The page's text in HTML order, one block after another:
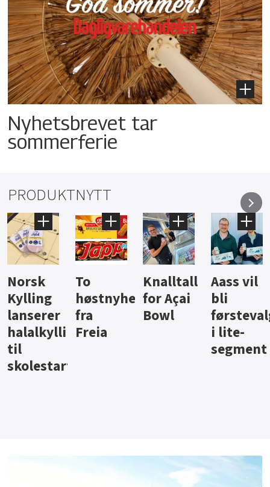
Nyhetsbrevet tar
sommerferie
PRODUKTNYTT
Knalltall
for Açai
Bowl
Aass vil
bli
førstevalg
i lite-
Brus og
jus fra
Berentsen
Hard
iste fra
Hansa